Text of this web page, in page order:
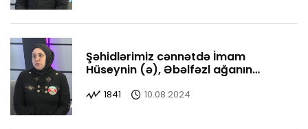
Şəhidlərimiz cənnətdə İmam
Hüseynin (ə), Əbəlfəzl ağanın
1841 10.08.2024